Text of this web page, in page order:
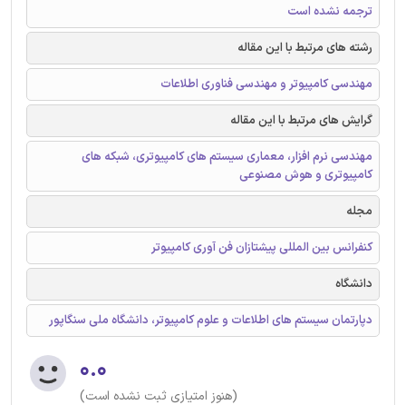
ترجمه نشده است
رشته های مرتبط با این مقاله
مهندسی کامپیوتر و مهندسی فناوری اطلاعات
گرایش های مرتبط با این مقاله
مهندسی نرم افزار، معماری سیستم های کامپیوتری، شبکه های
کامپیوتری و هوش مصنوعی
مجله
کنفرانس بین المللی پیشتازان فن آوری کامپیوتر
دانشگاه
دپارتمان سیستم های اطلاعات و علوم کامپیوتر، دانشگاه ملی سنگاپور
۰.۰
(هنوز امتیازی ثبت نشده است)